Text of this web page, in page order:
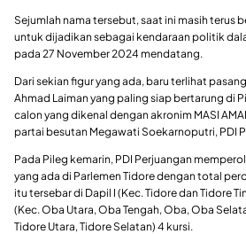
Sejumlah nama tersebut, saat ini masih terus
untuk dijadikan sebagai kendaraan politik
pada 27 November 2024 mendatang.
Dari sekian figur yang ada, baru terlihat
Ahmad Laiman yang paling siap bertarung di
calon yang dikenal dengan akronim MASI
partai besutan Megawati Soekarnoputri, PDI
Pada Pileg kemarin, PDI Perjuangan
yang ada di Parlemen Tidore dengan total
itu tersebar di Dapil I (Kec. Tidore dan Tidore
(Kec. Oba Utara, Oba Tengah, Oba, Oba
Tidore Utara, Tidore Selatan) 4 kursi.